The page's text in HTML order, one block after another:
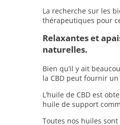
La recherche sur les
thérapeutiques pour
Relaxantes et
naturelles.
Bien qu’il y ait
la CBD peut fournir
L’huile de CBD est
huile de support
Toutes nos huiles sont